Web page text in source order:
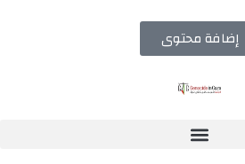
إضافة محتوى